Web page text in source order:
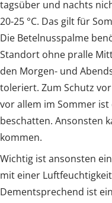
tagsüber und nachts
20-25 °C. Das gilt für
Die Betelnusspalme
Standort ohne pralle
den Morgen- und
toleriert. Zum Schutz
vor allem im Sommer ist
beschatten. Ansonsten
kommen.
Wichtig ist ansonsten
mit einer
Dementsprechend ist